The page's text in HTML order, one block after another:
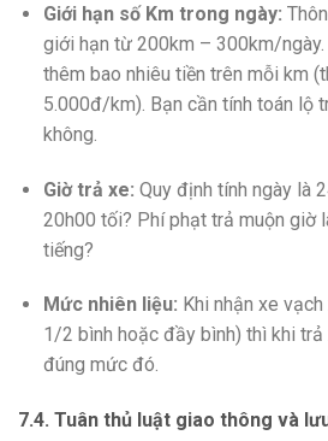
Giới hạn số Km trong ngày:
giới hạn từ 200km – 300km/
thêm bao nhiêu tiền trên mỗi km
5.000đ/km). Bạn cần tính toán lộ
không.
Giờ trả xe: Quy định tính ngày là
20h00 tối? Phí phạt trả muộn giờ
tiếng?
Mức nhiên liệu: Khi nhận xe
1/2 bình hoặc đầy bình) thì khi
đúng mức đó.
7.4. Tuân thủ luật giao thông và